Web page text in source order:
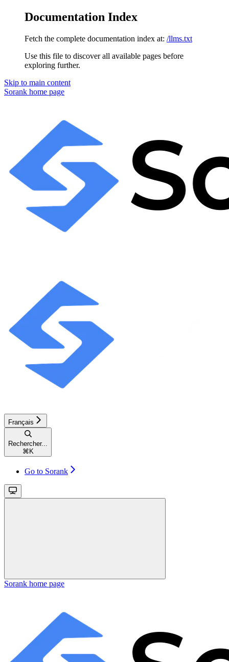
Documentation Index
Fetch the complete documentation index at: /llms.txt
Use this file to discover all available pages before
exploring further.
Skip to main content
Sorank home page
Français
Rechercher...
⌘ K
Go to Sorank
Sorank home page